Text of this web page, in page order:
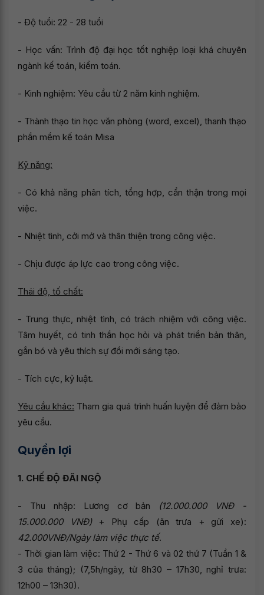
- Độ tuổi: 22 - 28 tuổi
- Học vấn: Trình độ đại học tốt nghiệp loại khá chuyên
ngành kế toán, kiểm toán.
- Kinh nghiệm: Yêu cầu từ 2 năm kinh nghiệm.
- Thành thạo tin học văn phòng (word, excel), thanh thạo
phần mềm kế toán Misa
Kỹ năng:
- Có khả năng phân tích, tổng hợp, cẩn thận trong mọi
việc.
- Nhiệt tình, cởi mở và thân thiện trong công việc.
- Chịu được áp lực cao trong công việc.
Thái độ, tố chất:
- Trung thực, nhiệt tình, có trách nhiệm với công việc.
Tâm huyết, có tinh thần học hỏi và phát triển bản thân,
gắn bó và yêu thích sự đổi mới sáng tạo.
- Tích cực, kỷ luật.
Yêu cầu khác: Tham gia quá trình huấn luyện để đảm bảo
yêu cầu.
Quyền lợi
1. CHẾ ĐỘ ĐÃI NGỘ
- Thu nhập: Lương cơ bản (12.000.000 VNĐ -
15.000.000 VNĐ)+ Phụ cấp (ăn trưa + gửi xe):
42.000VNĐ/Ngày làm việc thực tế.
- Thời gian làm việc: Thứ 2 - Thứ 6 và 02 thứ 7 (Tuần 1 &
3 của tháng); (7,5h/ngày, từ 8h30 – 17h30, nghỉ trưa:
12h00 – 13h30).